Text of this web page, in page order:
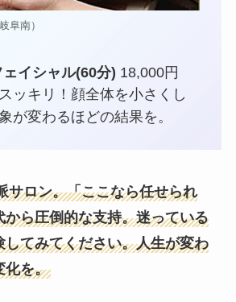
阜南）
ェイシャル(60分) 18,000円
ッキリ！顔全体を小さくし
が変わるほどの結果を。
サロン。「ここなら任せられ
から圧倒的な支持。迷っている
してみてください。人生が変わ
化を。